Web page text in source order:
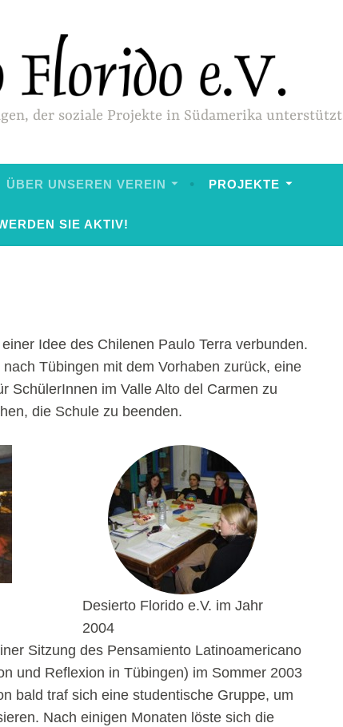
der soziale Projekte in Südamerika unterstützt
ÜBER UNSEREN VEREIN PROJEKTE
SIE AKTIV!
Idee des Chilenen Paulo Terra verbunden.
Tübingen mit dem Vorhaben zurück, eine
SchülerInnen im Valle Alto del Carmen zu
die Schule zu beenden.
Desierto Florido e.V. im Jahr
2004
Sitzung des Pensamiento Latinoamericano
und Reflexion in Tübingen) im Sommer 2003
bald traf sich eine studentische Gruppe, um
Nach einigen Monaten löste sich die